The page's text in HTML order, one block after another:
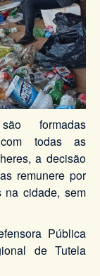
formadas
todas as
a decisão
remunere por
na cidade, sem
Pública
de Tutela